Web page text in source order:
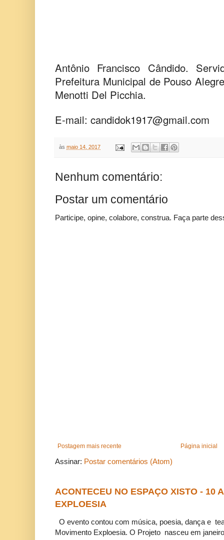
Antônio Francisco Cândido.
Prefeitura Municipal de Pouso
Menotti Del Picchia.
E-mail: candidok1917@gmail.com
às maio 14, 2017
Nenhum comentário:
Postar um comentário
Participe, opine, colabore, construa. Faça parte
Postagem mais recente Página inicial
Assinar: Postar comentários (Atom)
ACONTECEU NO ESPAÇO XISTO - 10
EXPLOESIA
O evento contou com música, poesia, dança e
Movimento Exploesia. O Projeto nasceu em